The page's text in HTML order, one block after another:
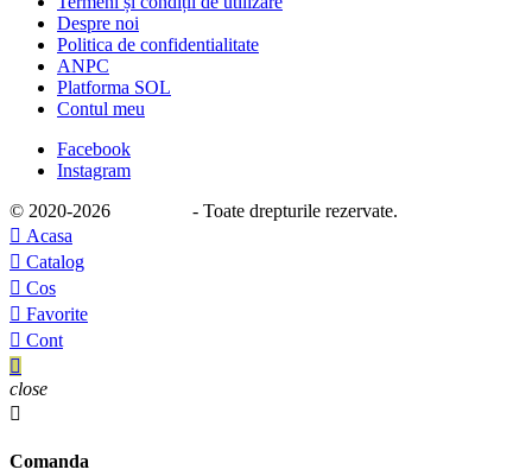
Despre noi
Politica de confidentialitate
ANPC
Platforma SOL
Contul meu
Facebook
Instagram
© 2020-2026
- Toate drepturile rezervate.
 Acasa
 Catalog
 Cos
 Favorite
 Cont

close

Comanda